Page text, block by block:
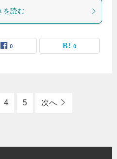
を読む
0 0
4 5 次へ